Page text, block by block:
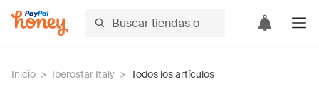
Inicio > Iberostar Italy > Todos los artículos